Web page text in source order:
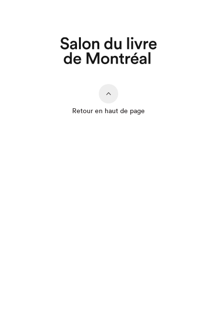
Retour en haut de page